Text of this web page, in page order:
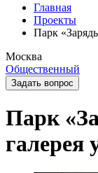
Главная
Проекты
Парк
Москва
Общественный
Задать вопрос
Парк
галерея